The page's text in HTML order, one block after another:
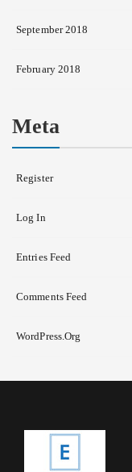
September 2018
February 2018
Meta
Register
Log In
Entries Feed
Comments Feed
WordPress.org